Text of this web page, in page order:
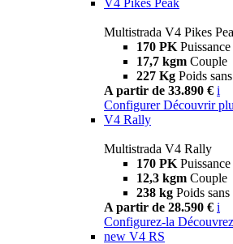
Multistrada V4 Pikes
170 PK Puissance
17,7 kgm Couple
227 Kg Poids
A partir de 33.890 € i
Configurer Découvrir
V4 Rally
Multistrada V4 Rally
170 PK Puissance
12,3 kgm Couple
238 kg Poids
A partir de 28.590 € i
Configurez-la
new V4 RS